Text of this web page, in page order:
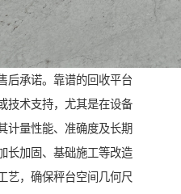
后承诺。靠谱的回收平台
技术支持，尤其是在设备
计量性能、准确度及长期
长加固、基础施工等改造
艺，确保秤台空间几何尺